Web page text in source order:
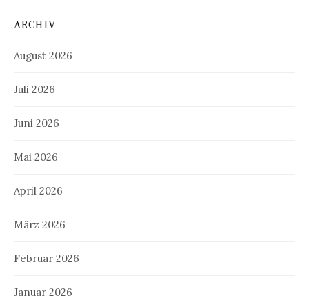
ARCHIV
August 2026
Juli 2026
Juni 2026
Mai 2026
April 2026
März 2026
Februar 2026
Januar 2026